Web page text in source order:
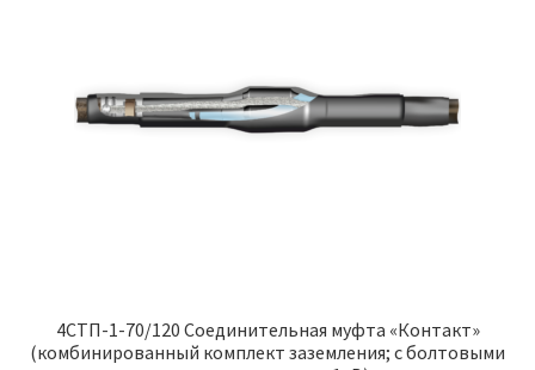
4СТП-1-70/120 Соединительная муфта «Контакт»
(комбинированный комплект заземления; с болтовыми